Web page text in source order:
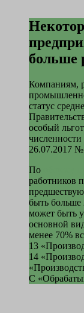
больше
Компаниям,
статус
особый
численности
26.07.2017
По
работников
быть больше
может быть
основной
менее 70%
13
14
С